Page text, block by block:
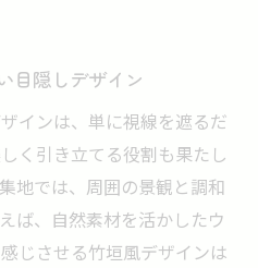
目隠しデザイン
インは、単に視線を遮るだ
く引き立てる役割も果たし
地では、周囲の景観と調和
ば、自然素材を活かしたウ
じさせる竹垣風デザインは